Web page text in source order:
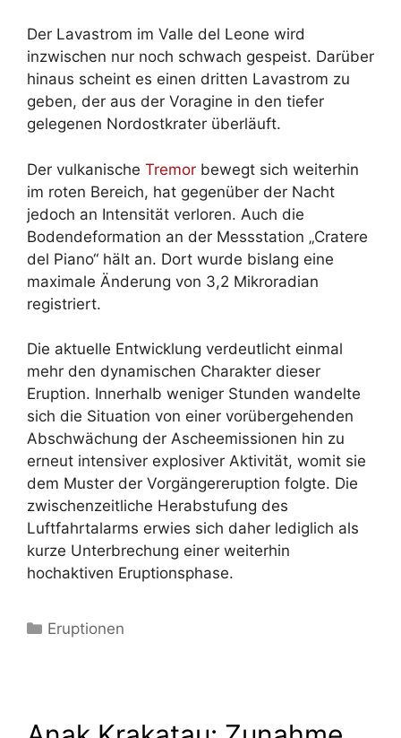
Der Lavastrom im Valle del Leone wird
inzwischen nur noch schwach gespeist. Darüber
hinaus scheint es einen dritten Lavastrom zu
geben, der aus der Voragine in den tiefer
gelegenen Nordostkrater überläuft.
Der vulkanische Tremor bewegt sich weiterhin
im roten Bereich, hat gegenüber der Nacht
jedoch an Intensität verloren. Auch die
Bodendeformation an der Messstation „Cratere
del Piano“ hält an. Dort wurde bislang eine
maximale Änderung von 3,2 Mikroradian
registriert.
Die aktuelle Entwicklung verdeutlicht einmal
mehr den dynamischen Charakter dieser
Eruption. Innerhalb weniger Stunden wandelte
sich die Situation von einer vorübergehenden
Abschwächung der Ascheemissionen hin zu
erneut intensiver explosiver Aktivität, womit sie
dem Muster der Vorgängereruption folgte. Die
zwischenzeitliche Herabstufung des
Luftfahrtalarms erwies sich daher lediglich als
kurze Unterbrechung einer weiterhin
hochaktiven Eruptionsphase.
Kategorien
Eruptionen